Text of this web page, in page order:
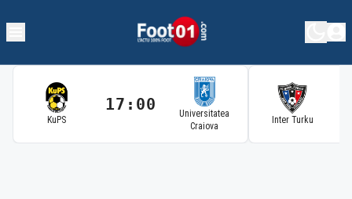
KuPS
17:00
Universitatea
Craiova
Inter Turku